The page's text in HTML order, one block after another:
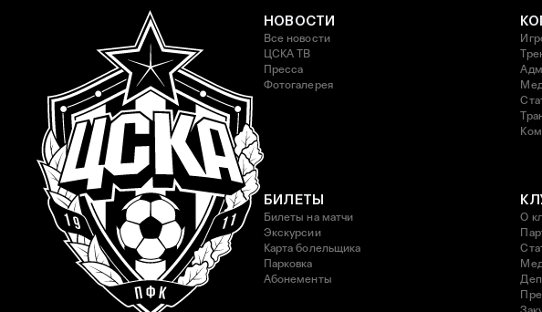
НОВОСТИ
Все новости
ЦСКА ТВ
Пресса
Фотогалерея
БИЛЕТЫ
Билеты на матчи
Экскурсии
Карта болельщика
Парковка
Абонементы
О